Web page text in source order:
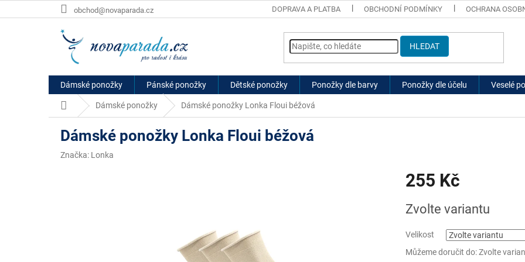
na
obchod@novaparada.cz DOPRAVA A PLATBA OBCHODNÍ PODMÍNKY OCHRANA
HLEDAT
Dámské ponožky Pánské ponožky Dětské ponožky Ponožky dle barvy Ponožky dle účelu Veselé
Domů Dámské ponožky Dámské ponožky Lonka Floui béžová
Dámské ponožky Lonka Floui béžová
Značka: Lonka
255 Kč
cena:
Zvolte variantu
Velikost
Můžeme doručit do:Zvolte